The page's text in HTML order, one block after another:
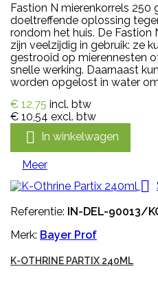
Fastion N mierenkorrels 250
doeltreffende oplossing
rondom het huis. De Fastion
zijn veelzijdig in gebruik: ze
gestrooid op mierennesten
snelle werking. Daarnaast
worden opgelost in water
€ 12,75 incl. btw
€ 10,54 excl. btw
 In winkelwagen
Meer

Referentie: IN-DEL-90013/
Merk: Bayer Prof
K-OTHRINE PARTIX 240ML